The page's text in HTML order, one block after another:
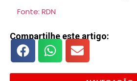
Fonte: RDN
Compartilhe este artigo: